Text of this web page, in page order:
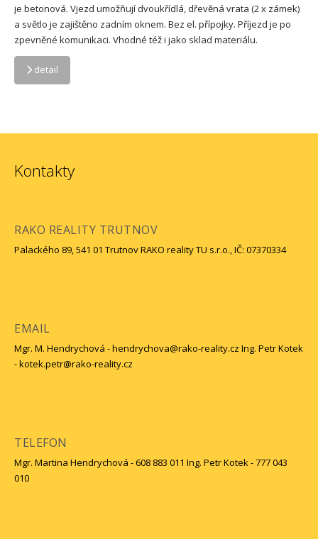
je betonová. Vjezd umožňují dvoukřídlá, dřevěná vrata (2 x zámek)
a světlo je zajištěno zadním oknem. Bez el. přípojky. Příjezd je po
zpevněné komunikaci. Vhodné též i jako sklad materiálu.
detail
Kontakty
RAKO REALITY TRUTNOV
Palackého 89, 541 01 Trutnov RAKO reality TU s.r.o., IČ: 07370334
EMAIL
Mgr. M. Hendrychová - hendrychova@rako-reality.cz Ing. Petr Kotek
- kotek.petr@rako-reality.cz
TELEFON
Mgr. Martina Hendrychová - 608 883 011 Ing. Petr Kotek - 777 043
010